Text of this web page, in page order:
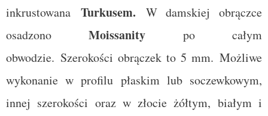
inkrustowana Turkusem. W damskiej obrączce
osadzono Moissanity po całym
obwodzie. Szerokości obrączek to 5 mm. Możliwe
wykonanie w profilu płaskim lub soczewkowym,
innej szerokości oraz w złocie żółtym, białym i